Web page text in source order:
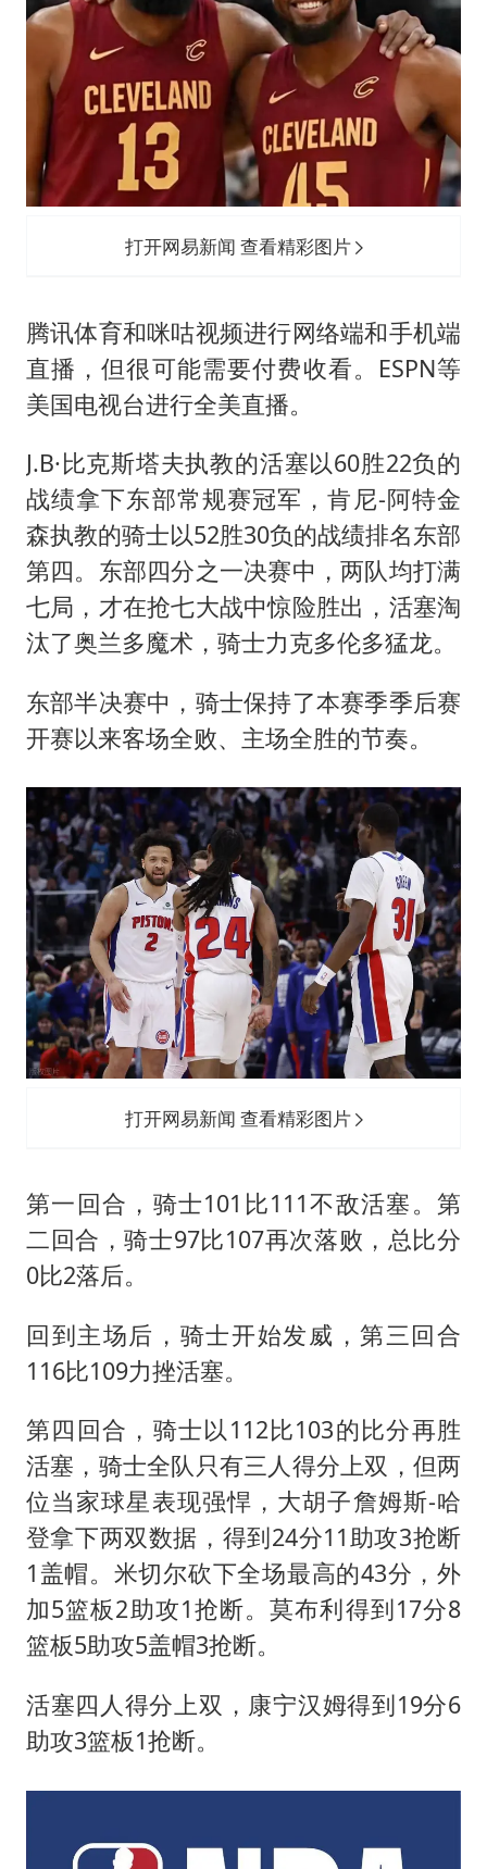
打开网易新闻 查看精彩图片
腾讯体育和咪咕视频进行网络端和手机端
直播，但很可能需要付费收看。ESPN等
美国电视台进行全美直播。
J.B·比克斯塔夫执教的活塞以60胜22负的
战绩拿下东部常规赛冠军，肯尼-阿特金
森执教的骑士以52胜30负的战绩排名东部
第四。东部四分之一决赛中，两队均打满
七局，才在抢七大战中惊险胜出，活塞淘
汰了奥兰多魔术，骑士力克多伦多猛龙。
东部半决赛中，骑士保持了本赛季季后赛
开赛以来客场全败、主场全胜的节奏。
打开网易新闻 查看精彩图片
第一回合，骑士101比111不敌活塞。第
二回合，骑士97比107再次落败，总比分
0比2落后。
回到主场后，骑士开始发威，第三回合
116比109力挫活塞。
第四回合，骑士以112比103的比分再胜
活塞，骑士全队只有三人得分上双，但两
位当家球星表现强悍，大胡子詹姆斯-哈
登拿下两双数据，得到24分11助攻3抢断
1盖帽。米切尔砍下全场最高的43分，外
加5篮板2助攻1抢断。莫布利得到17分8
篮板5助攻5盖帽3抢断。
活塞四人得分上双，康宁汉姆得到19分6
助攻3篮板1抢断。